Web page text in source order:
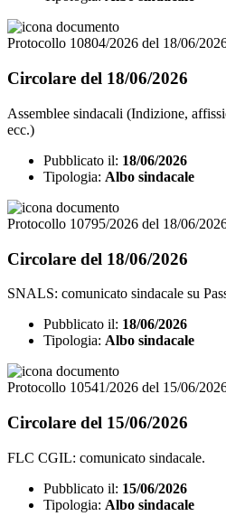
Protocollo 10804/2026 del 18/06/
Circolare del 18/06/2026
Assemblee sindacali (Indizione,
ecc.)
Pubblicato il: 18/06/2026
Tipologia: Albo sindacale
Protocollo 10795/2026 del 18/06/
Circolare del 18/06/2026
SNALS: comunicato sindacale su
Pubblicato il: 18/06/2026
Tipologia: Albo sindacale
Protocollo 10541/2026 del 15/06/
Circolare del 15/06/2026
FLC CGIL: comunicato sindacale.
Pubblicato il: 15/06/2026
Tipologia: Albo sindacale